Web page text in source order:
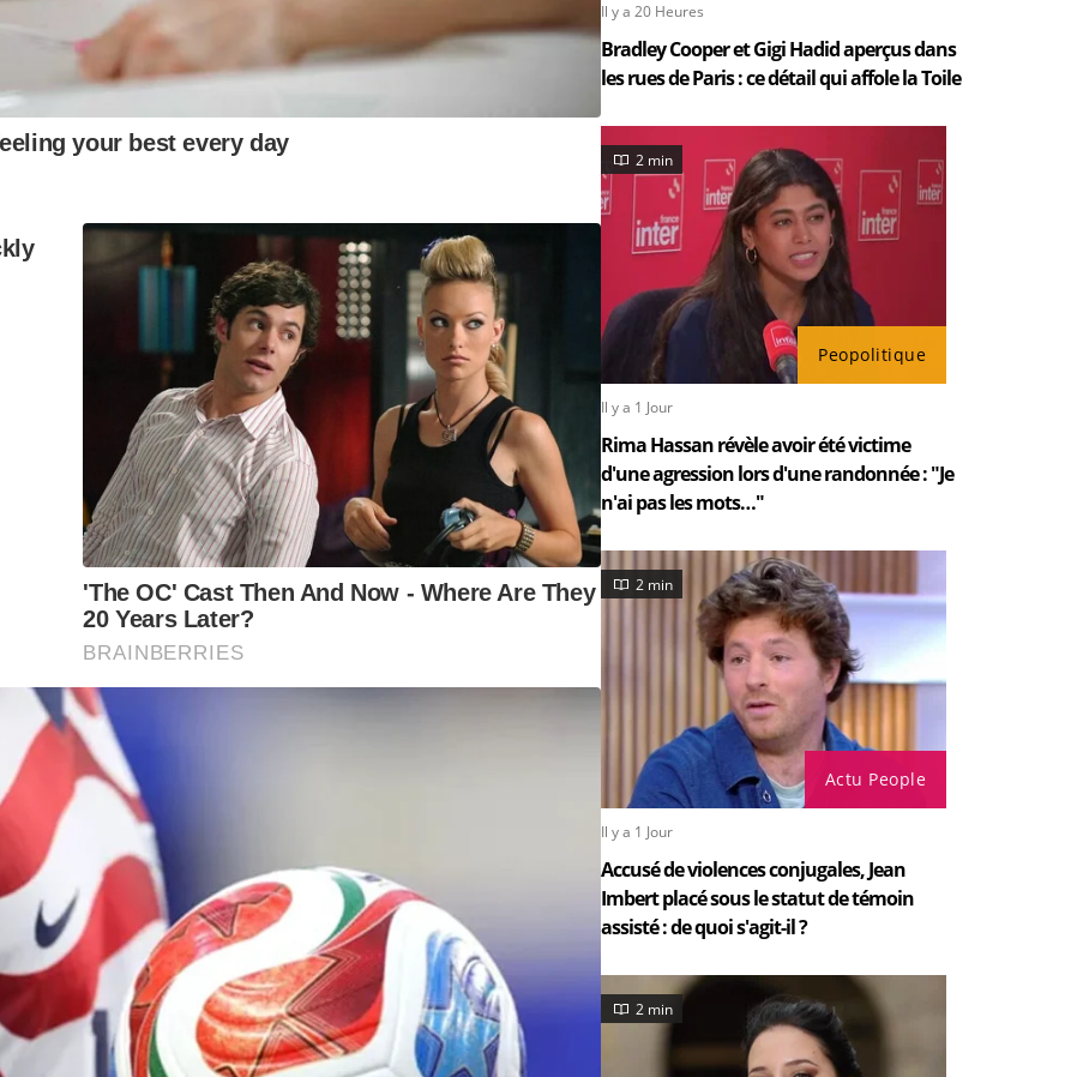
Il y a 20 Heures
Bradley Cooper et Gigi Hadid aperçus dans
les rues de Paris : ce détail qui affole la Toile
Peopolitique
2 min
Il y a 1 Jour
Rima Hassan révèle avoir été victime
d'une agression lors d'une randonnée : "Je
n'ai pas les mots…"
Actu People
2 min
Il y a 1 Jour
Accusé de violences conjugales, Jean
Imbert placé sous le statut de témoin
assisté : de quoi s'agit-il ?
2 min